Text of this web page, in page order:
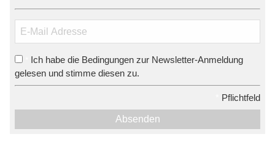
Ich habe die Bedingungen zur Newsletter-Anmeldung
gelesen und stimme diesen zu.
Pflichtfeld
Absenden